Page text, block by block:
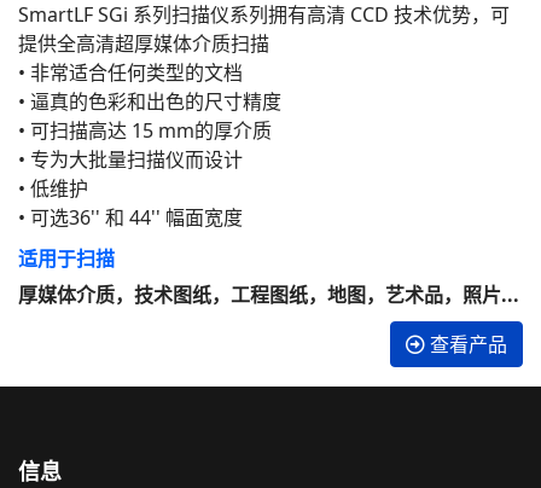
SmartLF SGi 系列扫描仪系列拥有高清 CCD 技术优势，可
提供全高清超厚媒体介质扫描
• 非常适合任何类型的文档
• 逼真的色彩和出色的尺寸精度
• 可扫描高达 15 mm的厚介质
• 专为大批量扫描仪而设计
• 低维护
• 可选36'' 和 44'' 幅面宽度
适用于扫描
厚媒体介质，技术图纸，工程图纸，地图，艺术品，照片...
查看产品
信息